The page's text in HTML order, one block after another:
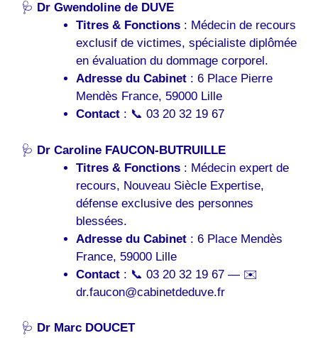
🩺 Dr Gwendoline de DUVE
Titres & Fonctions: Médecin de recours
exclusif de victimes, spécialiste diplômée
en évaluation du dommage corporel.
Adresse du Cabinet: 6 Place Pierre
Mendès France, 59000 Lille
Contact: 📞 03 20 32 19 67
🩺 Dr Caroline FAUCON-BUTRUILLE
Titres & Fonctions: Médecin expert de
recours, Nouveau Siècle Expertise,
défense exclusive des personnes
blessées.
Adresse du Cabinet: 6 Place Mendès
France, 59000 Lille
Contact: 📞 03 20 32 19 67 — ✉️
dr.faucon@cabinetdeduve.fr
🩺 Dr Marc DOUCET